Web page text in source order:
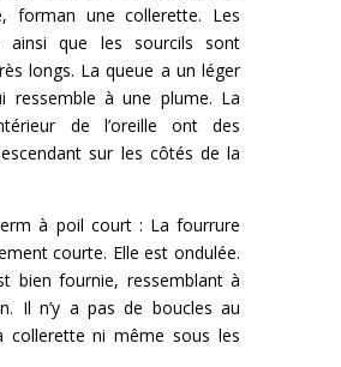
forman une collerette. Les
ainsi que les sourcils sont
longs. La queue a un léger
ressemble à une plume. La
de l’oreille ont des
sur les côtés de la
à poil court : La fourrure
courte. Elle est ondulée.
bien fournie, ressemblant à
Il n’y a pas de boucles au
collerette ni même sous les